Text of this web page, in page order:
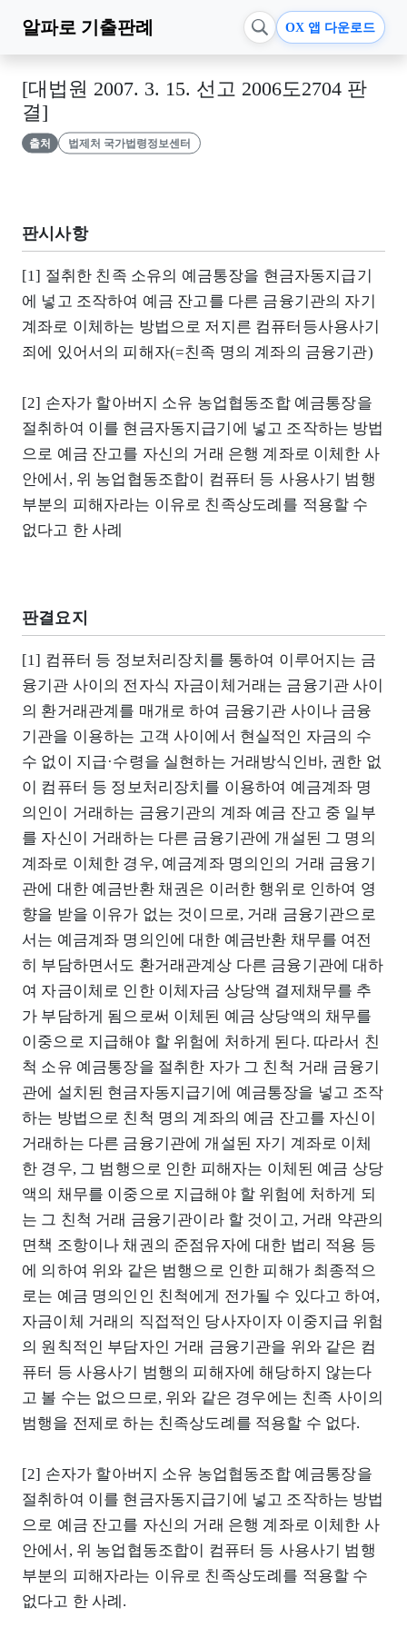
알파로 기출판례 OX 앱 다운로드
[대법원 2007. 3. 15. 선고 2006도2704 판
결]
출처 법제처 국가법령정보센터
판시사항
[1] 절취한 친족 소유의 예금통장을 현금자동지급기
에 넣고 조작하여 예금 잔고를 다른 금융기관의 자기
계좌로 이체하는 방법으로 저지른 컴퓨터등사용사기
죄에 있어서의 피해자(=친족 명의 계좌의 금융기관)
[2] 손자가 할아버지 소유 농업협동조합 예금통장을
절취하여 이를 현금자동지급기에 넣고 조작하는 방법
으로 예금 잔고를 자신의 거래 은행 계좌로 이체한 사
안에서, 위 농업협동조합이 컴퓨터 등 사용사기 범행
부분의 피해자라는 이유로 친족상도례를 적용할 수
없다고 한 사례
판결요지
[1] 컴퓨터 등 정보처리장치를 통하여 이루어지는 금
융기관 사이의 전자식 자금이체거래는 금융기관 사이
의 환거래관계를 매개로 하여 금융기관 사이나 금융
기관을 이용하는 고객 사이에서 현실적인 자금의 수
수 없이 지급·수령을 실현하는 거래방식인바, 권한 없
이 컴퓨터 등 정보처리장치를 이용하여 예금계좌 명
의인이 거래하는 금융기관의 계좌 예금 잔고 중 일부
를 자신이 거래하는 다른 금융기관에 개설된 그 명의
계좌로 이체한 경우, 예금계좌 명의인의 거래 금융기
관에 대한 예금반환 채권은 이러한 행위로 인하여 영
향을 받을 이유가 없는 것이므로, 거래 금융기관으로
서는 예금계좌 명의인에 대한 예금반환 채무를 여전
히 부담하면서도 환거래관계상 다른 금융기관에 대하
여 자금이체로 인한 이체자금 상당액 결제채무를 추
가 부담하게 됨으로써 이체된 예금 상당액의 채무를
이중으로 지급해야 할 위험에 처하게 된다. 따라서 친
척 소유 예금통장을 절취한 자가 그 친척 거래 금융기
관에 설치된 현금자동지급기에 예금통장을 넣고 조작
하는 방법으로 친척 명의 계좌의 예금 잔고를 자신이
거래하는 다른 금융기관에 개설된 자기 계좌로 이체
한 경우, 그 범행으로 인한 피해자는 이체된 예금 상당
액의 채무를 이중으로 지급해야 할 위험에 처하게 되
는 그 친척 거래 금융기관이라 할 것이고, 거래 약관의
면책 조항이나 채권의 준점유자에 대한 법리 적용 등
에 의하여 위와 같은 범행으로 인한 피해가 최종적으
로는 예금 명의인인 친척에게 전가될 수 있다고 하여,
자금이체 거래의 직접적인 당사자이자 이중지급 위험
의 원칙적인 부담자인 거래 금융기관을 위와 같은 컴
퓨터 등 사용사기 범행의 피해자에 해당하지 않는다
고 볼 수는 없으므로, 위와 같은 경우에는 친족 사이의
범행을 전제로 하는 친족상도례를 적용할 수 없다.
[2] 손자가 할아버지 소유 농업협동조합 예금통장을
절취하여 이를 현금자동지급기에 넣고 조작하는 방법
으로 예금 잔고를 자신의 거래 은행 계좌로 이체한 사
안에서, 위 농업협동조합이 컴퓨터 등 사용사기 범행
부분의 피해자라는 이유로 친족상도례를 적용할 수
없다고 한 사례.